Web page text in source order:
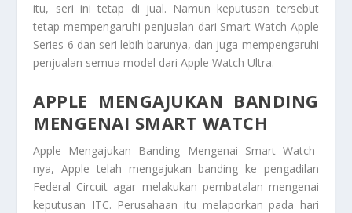
itu, seri ini tetap di jual. Namun keputusan tersebut
tetap mempengaruhi penjualan dari Smart Watch Apple
Series 6 dan seri lebih barunya, dan juga mempengaruhi
penjualan semua model dari Apple Watch Ultra.
APPLE MENGAJUKAN BANDING
MENGENAI SMART WATCH
Apple Mengajukan Banding Mengenai Smart Watch-
nya,Apple telah mengajukan banding ke pengadilan
Federal Circuit agar melakukan pembatalan mengenai
keputusan ITC. Perusahaan itu melaporkan pada hari